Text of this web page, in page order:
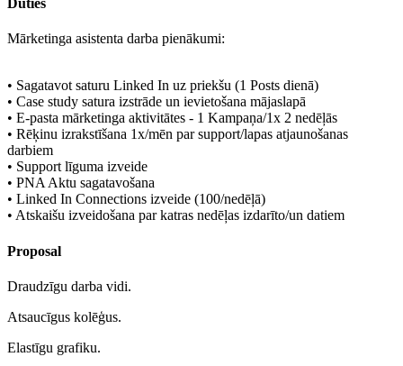
Duties
Mārketinga asistenta darba pienākumi:
• Sagatavot saturu Linked In uz priekšu (1 Posts dienā)
• Case study satura izstrāde un ievietošana mājaslapā
• E-pasta mārketinga aktivitātes - 1 Kampaņa/1x 2 nedēļās
• Rēķinu izrakstīšana 1x/mēn par support/lapas atjaunošanas
darbiem
• Support līguma izveide
• PNA Aktu sagatavošana
• Linked In Connections izveide (100/nedēļā)
• Atskaišu izveidošana par katras nedēļas izdarīto/un datiem
Proposal
Draudzīgu darba vidi.
Atsaucīgus kolēģus.
Elastīgu grafiku.